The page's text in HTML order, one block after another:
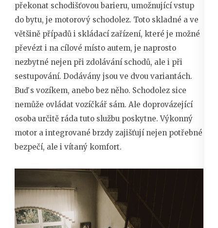
překonat schodišťovou barieru, umožnující vstup
do bytu, je motorový schodolez. Toto skladné a ve
většině případů i skládací zařízení, které je možné
převézt i na cílové místo autem, je naprosto
nezbytné nejen při zdolávání schodů, ale i při
sestupování. Dodávány jsou ve dvou variantách.
Buď s vozíkem, anebo bez něho. Schodolez sice
nemůže ovládat vozíčkář sám. Ale doprovázející
osoba určitě ráda tuto službu poskytne. Výkonný
motor a integrované brzdy zajišťují nejen potřebné
bezpečí, ale i vítaný komfort.